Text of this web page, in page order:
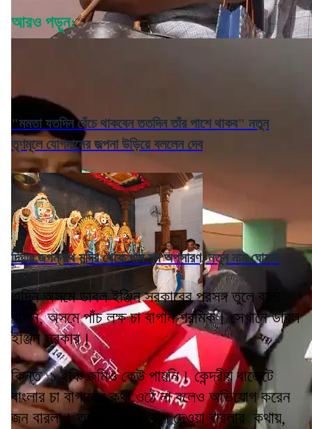
আরও পড়ুন:
"মমতা যতদিন বেঁচে থাকবেন ততদিন তাঁর পাশে থাকব" নতুন
তৃণমূলে যোগদানের জল্পনা উড়িয়ে বললেন দেব
দিঘার জগন্নাথ মন্দির থেকে ধাম শব্দ অপসারণ, নতুন নাম ঘোষণা
এদিন অসমে ডাবল ইঞ্জিন সরকারের প্রসঙ্গ তুলে বার্লা
বলেন, অসমে পাঁচ লক্ষ চা বাগান শ্রমিক। সেখানে ডাবল
ইঞ্জিন সরকার।
কিন্ত ১ ইঞ্চি জমিও কেউ পায়নি। কেন্দ্রীয় বাজেটে
বাংলার চা বাগানের কথা ওঠে না বলেও অভিযোগ করেন
জন বারলা। তৃণমূলে সদ্য যোগ দেওয়া বারলার কথায়,